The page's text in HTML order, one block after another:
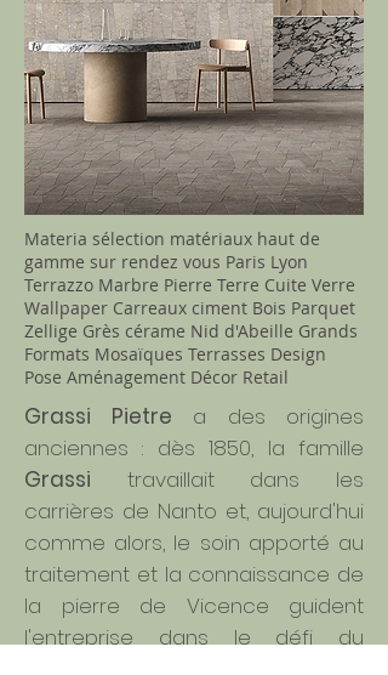
Materia sélection matériaux haut de
gamme sur rendez vous Paris Lyon
Terrazzo Marbre Pierre Terre Cuite Verre
Wallpaper Carreaux ciment Bois Parquet
Zellige Grès cérame Nid d'Abeille Grands
Formats Mosaïques Terrasses Design
Pose Aménagement Décor Retail
Grassi Pietre a des origines
anciennes : dès 1850, la famille
Grassi travaillait dans les
carrières de Nanto et, aujourd'hui
comme alors, le soin apporté au
traitement et la connaissance de
la pierre de Vicence guident
l'entreprise dans le défi du